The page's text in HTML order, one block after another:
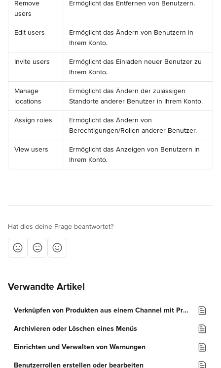
Remove
users
Ermöglicht das Entfernen von Benutzern.
Edit users
Ermöglicht das Ändern von Benutzern in
Ihrem Konto.
Invite users
Ermöglicht das Einladen neuer Benutzer zu
Ihrem Konto.
Manage
locations
Ermöglicht das Ändern der zulässigen
Standorte anderer Benutzer in Ihrem Konto.
Assign roles
Ermöglicht das Ändern von
Berechtigungen/Rollen anderer Benutzer.
View users
Ermöglicht das Anzeigen von Benutzern in
Ihrem Konto.
Hat dies deine Frage beantwortet?
Verwandte Artikel
Verknüpfen von Produkten aus einem Channel mit Produkten in Deliverect
Archivieren oder Löschen eines Menüs
Einrichten und Verwalten von Warnungen
Benutzerrollen erstellen oder bearbeiten